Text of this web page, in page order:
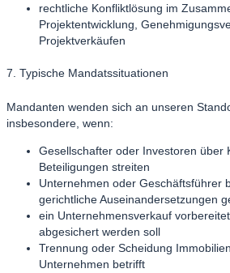
rechtliche Konfliktlösung im
Projektentwicklung,
Projektverkäufen
7. Typische Mandatssituationen
Mandanten wenden sich an unseren
insbesondere, wenn:
Gesellschafter oder Investoren über
Beteiligungen streiten
Unternehmen oder Geschäftsführer
gerichtliche Auseinandersetzungen
ein Unternehmensverkauf
abgesichert werden soll
Trennung oder Scheidung
Unternehmen betrifft